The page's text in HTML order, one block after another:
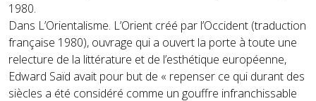
1980.
Dans L’Orientalisme. L’Orient créé par l’Occident (traduction
française 1980), ouvrage qui a ouvert la porte à toute une
relecture de la littérature et de l’esthétique européenne,
Edward Saïd avait pour but de « repenser ce qui durant des
siècles a été considéré comme un gouffre infranchissable